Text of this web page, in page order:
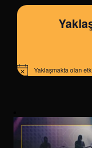
Notice Yaklaşmakta olan